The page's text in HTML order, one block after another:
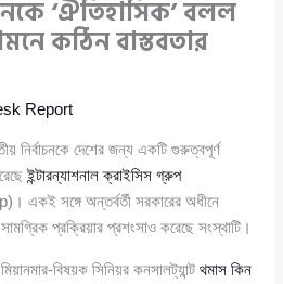
‘ঐতিহাসিক’ বলল
কঠিন বাস্তবতার
Report
নির্বাচনকে দেশের জন্য একটি গুরুত্বপূর্ণ
ইন্টারন্যাশনাল ক্রাইসিস গ্রুপ
সঙ্গে অন্তর্বর্তী সরকারের অধীনে
প্রক্রিয়ার প্রশংসাও করেছে সংস্থাটি।
বিষয়ক সিনিয়র কনসালট্যান্টথমাস কিন